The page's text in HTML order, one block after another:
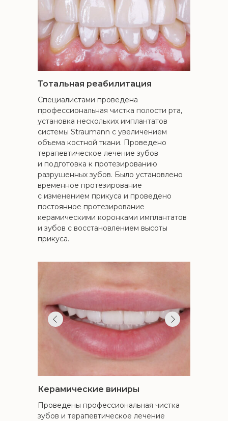
Тотальная реабилитация
Специалистами проведена
профессиональная чистка полости рта,
установка нескольких имплантатов
системы Straumann с увеличением
объема костной ткани. Проведено
терапевтическое лечение зубов
и подготовка к протезированию
разрушенных зубов. Было установлено
временное протезирование
с изменением прикуса и проведено
постоянное протезирование
керамическими коронками имплантатов
и зубов с восстановлением высоты
прикуса.
Керамические виниры
Проведены профессиональная чистка
зубов и терапевтическое лечение